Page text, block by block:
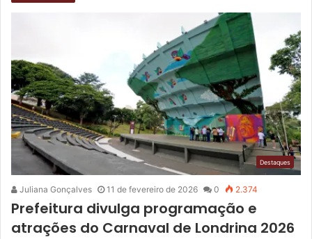
Destaques
Juliana Gonçalves 11 de fevereiro de 2026 0 2.374
Prefeitura divulga programação e
atrações do Carnaval de Londrina 2026